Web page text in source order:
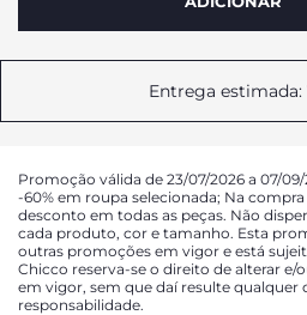
AVISAR DA
Entrega estimada:
Promoção válida de 23/07/2026 a 07/
-60% em roupa selecionada; Na
desconto em todas as peças. Não
cada produto, cor e tamanho. Esta
outras promoções em vigor e está
Chicco reserva-se o direito de alterar
em vigor, sem que daí resulte qualquer
responsabilidade.